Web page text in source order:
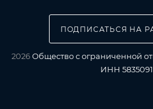
ПОДПИСАТЬСЯ НА
2026Общество с ограниченной
ИНН